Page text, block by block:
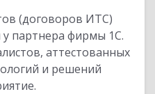
(договоров ИТС)
партнера фирмы 1С.
аттестованных
и решений